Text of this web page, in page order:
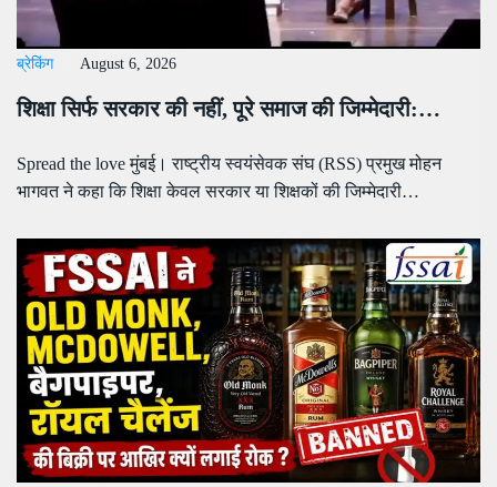
ब्रेकिंग August 6, 2026
शिक्षा सिर्फ सरकार की नहीं, पूरे समाज की जिम्मेदारी:…
Spread the love मुंबई। राष्ट्रीय स्वयंसेवक संघ (RSS) प्रमुख मोहन
भागवत ने कहा कि शिक्षा केवल सरकार या शिक्षकों की जिम्मेदारी…